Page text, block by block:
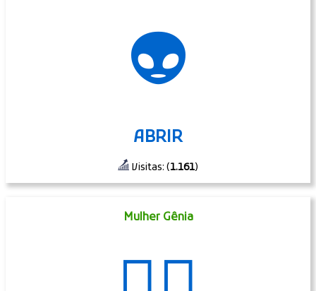
👽
ABRIR
Visitas: (1.161)
Mulher Gênia